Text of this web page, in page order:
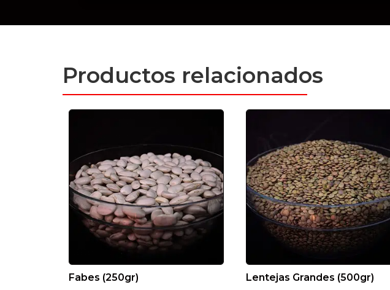
Productos relacionados
Fabes (250gr) Lentejas Grandes (500gr)